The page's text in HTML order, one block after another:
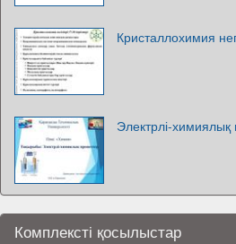
Кристаллохимия
Электрлі-химиялық
Комплексті қосылыстар